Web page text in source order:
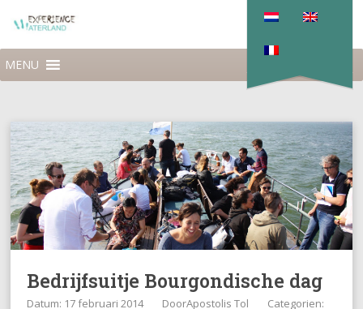
MENU
Bedrijfsuitje Bourgondische dag
Datum: 17 februari 2014 DoorApostolis Tol
Categorien: